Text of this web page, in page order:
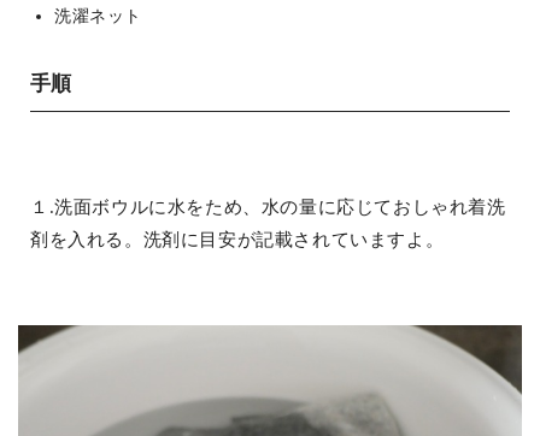
洗濯ネット
手順
１.洗面ボウルに水をため、水の量に応じておしゃれ着洗
剤を入れる。洗剤に目安が記載されていますよ。